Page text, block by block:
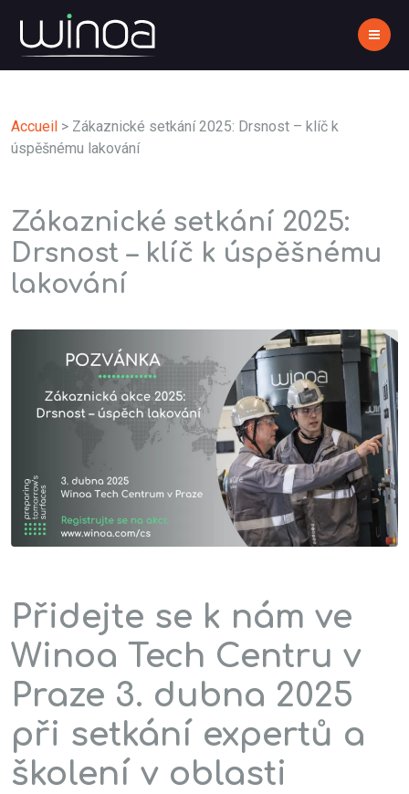
Accueil > Zákaznické setkání 2025: Drsnost – klíč k
úspěšnému lakování
Zákaznické setkání 2025:
Drsnost – klíč k úspěšnému
lakování
Přidejte se k nám ve
Winoa Tech Centru v
Praze 3. dubna 2025
při setkání expertů a
školení v oblasti